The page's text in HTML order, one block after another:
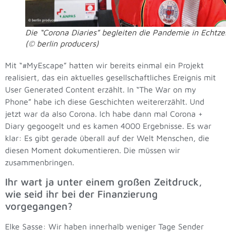
Die “Corona Diaries” begleiten die Pandemie in
(© berlin producers)
Mit “#MyEscape” hatten wir bereits einmal ein Projekt
realisiert, das ein aktuelles gesellschaftliches Ereignis mit
User Generated Content erzählt. In “The War on my
Phone” habe ich diese Geschichten weitererzählt. Und
jetzt war da also Corona. Ich habe dann mal Corona +
Diary gegoogelt und es kamen 4000 Ergebnisse. Es war
klar: Es gibt gerade überall auf der Welt Menschen, die
diesen Moment dokumentieren. Die müssen wir
zusammenbringen.
Ihr wart ja unter einem großen Zeitdruck,
wie seid ihr bei der Finanzierung
vorgegangen?
Elke Sasse: Wir haben innerhalb weniger Tage Sender